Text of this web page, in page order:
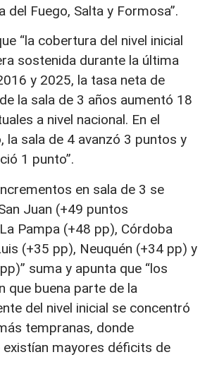
del Fuego, Salta y Formosa”.
“la cobertura del nivel inicial
sostenida durante la última
y 2025, la tasa neta de
la sala de 3 años aumentó 18
a nivel nacional. En el
la sala de 4 avanzó 3 puntos y
1 punto”.
en sala de 3 se
Juan (+49 puntos
Pampa (+48 pp), Córdoba
(+35 pp), Neuquén (+34 pp) y
suma y apunta que “los
que buena parte de la
del nivel inicial se concentró
tempranas, donde
mayores déficits de